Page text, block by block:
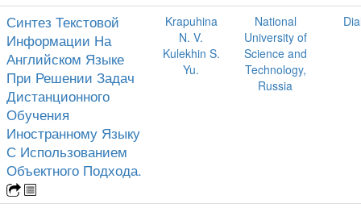
Синтез Текстовой
Информации На
Английском Языке
При Решении Задач
Дистанционного
Обучения
Иностранному Языку
С Использованием
Объектного Подхода.
Krapuhina
N. V.
Kulekhin S.
Yu.
National
University of
Science and
Technology,
Russia